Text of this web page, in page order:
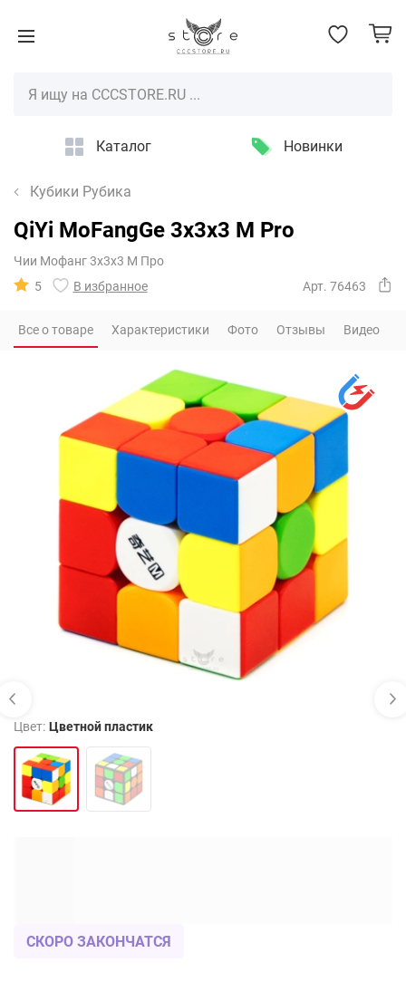
Каталог Новинки
Кубики Рубика
QiYi MoFangGe 3x3x3 M Pro
Чии Мофанг 3х3х3 М Про
5
В избранное Арт. 76463
Все о товаре Характеристики Фото Отзывы Видео
Цвет: Цветной пластик
СКОРО ЗАКОНЧАТСЯ